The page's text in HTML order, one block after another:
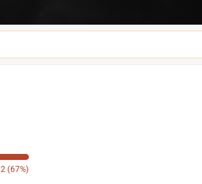
2 (67%)